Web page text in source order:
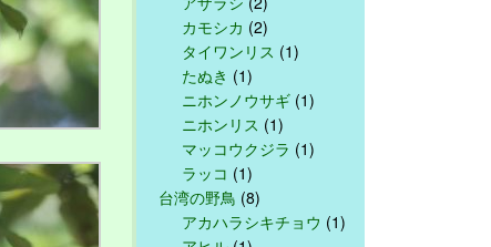
カモシカ (2)
タイワンリス (1)
たぬき (1)
ニホンノウサギ (1)
ニホンリス (1)
マッコウクジラ (1)
ラッコ (1)
台湾の野鳥 (8)
アカハラシキチョウ (1)